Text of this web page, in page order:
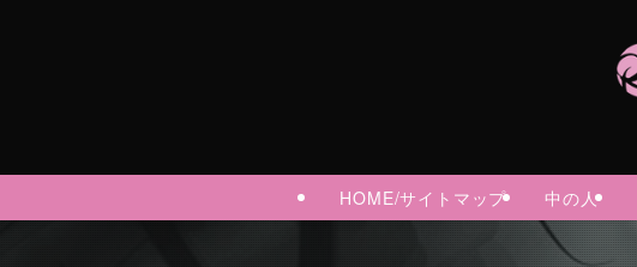
HOME/サイトマップ 中の人